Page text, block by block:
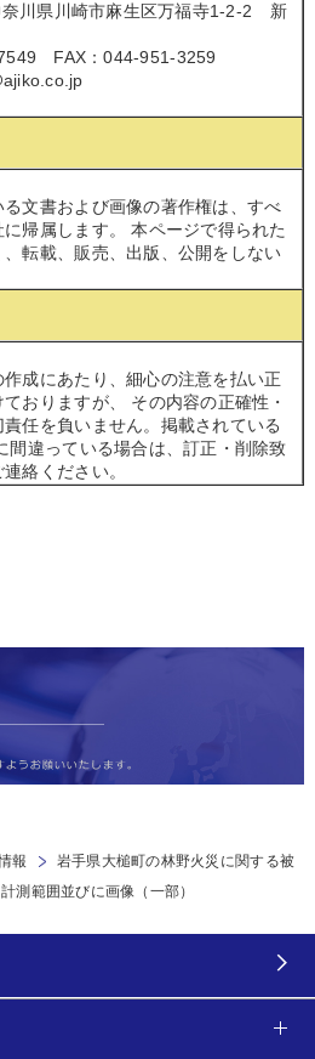
川崎市麻生区万福寺1‐2‐2 新
FAX：044-951-3259
文書および画像の著作権は、すべ
帰属します。 本ページで得られた
転載、販売、出版、公開をしない
成にあたり、細心の注意を払い正
おりますが、 その内容の正確性・
任を負いません。掲載されている
間違っている場合は、訂正・削除致
絡ください。
報
岩手県大槌町の林野火災に関する被
範囲並びに画像（一部）